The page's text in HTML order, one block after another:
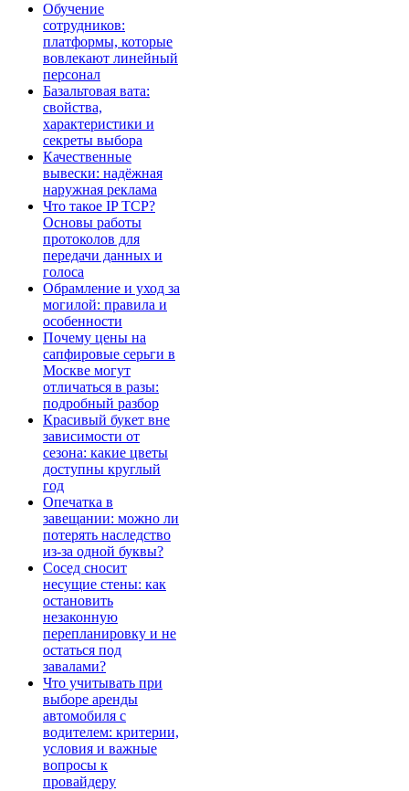
Обучение
сотрудников:
платформы, которые
вовлекают линейный
персонал
Базальтовая вата:
свойства,
характеристики и
секреты выбора
Качественные
вывески: надёжная
наружная реклама
Что такое IP TCP?
Основы работы
протоколов для
передачи данных и
голоса
Обрамление и уход за
могилой: правила и
особенности
Почему цены на
сапфировые серьги в
Москве могут
отличаться в разы:
подробный разбор
Красивый букет вне
зависимости от
сезона: какие цветы
доступны круглый
год
Опечатка в
завещании: можно ли
потерять наследство
из-за одной буквы?
Сосед сносит
несущие стены: как
остановить
незаконную
перепланировку и не
остаться под
завалами?
Что учитывать при
выборе аренды
автомобиля с
водителем: критерии,
условия и важные
вопросы к
провайдеру